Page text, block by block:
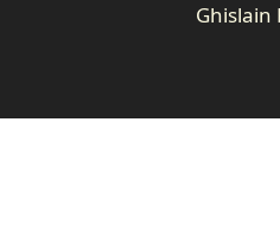
Ghislain